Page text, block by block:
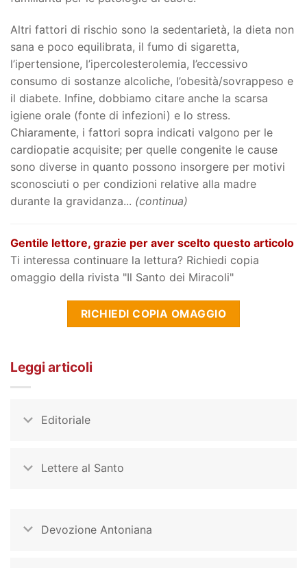
Altri fattori di rischio sono la sedentarietà, la dieta non
sana e poco equilibrata, il fumo di sigaretta,
l’ipertensione, l’ipercolesterolemia, l’eccessivo
consumo di sostanze alcoliche, l’obesità/sovrappeso e
il diabete. Infine, dobbiamo citare anche la scarsa
igiene orale (fonte di infezioni) e lo stress.
Chiaramente, i fattori sopra indicati valgono per le
cardiopatie acquisite; per quelle congenite le cause
sono diverse in quanto possono insorgere per motivi
sconosciuti o per condizioni relative alla madre
durante la gravidanza... (continua)
Gentile lettore, grazie per aver scelto questo articolo
Ti interessa continuare la lettura? Richiedi copia
omaggio della rivista "Il Santo dei Miracoli"
RICHIEDI COPIA OMAGGIO
Leggi articoli
Editoriale
Lettere al Santo
Devozione Antoniana